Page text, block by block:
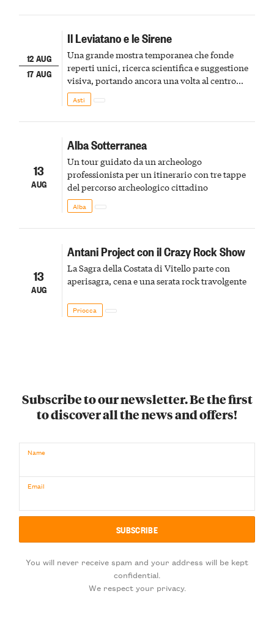
12 AUG
17 AUG
Il Leviatano e le Sirene
Una grande mostra temporanea che fonde
reperti unici, ricerca scientifica e suggestione
visiva, portando ancora una volta al centro
della scena le meraviglie del passato astigiano
Asti
13
AUG
Alba Sotterranea
Un tour guidato da un archeologo
professionista per un itinerario con tre tappe
del percorso archeologico cittadino
Alba
13
AUG
Antani Project con il Crazy Rock Show
La Sagra della Costata di Vitello parte con
aperisagra, cena e una serata rock travolgente
Priocca
Subscribe to our newsletter. Be the first
to discover all the news and offers!
Name
Email
You will never receive spam and your address will be kept
confidential.
We respect your privacy.